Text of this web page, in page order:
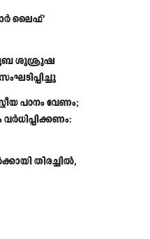
ലൈഫ്’
ശുശ്രൂഷ
പഠനം വേണം;
തിരച്ചിൽ,